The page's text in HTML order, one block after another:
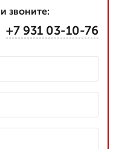
звоните:
+7 931 03-10-76